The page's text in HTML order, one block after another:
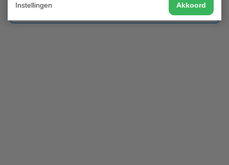
Instellingen Akkoord
Bestuur Golfclub Hitland